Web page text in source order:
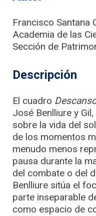
Francisco Santana
Academia de las
Sección de
Descripción
El cuadro
José Benlliure y
sobre la vida del
de los momentos
menudo menos
pausa durante la
del combate o del
Benlliure sitúa el
parte inseparable
como espacio de